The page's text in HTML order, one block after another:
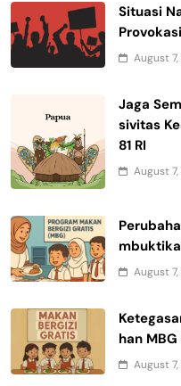
Situasi
August
Jaga
sivitas
81 RI
August
August
han
August